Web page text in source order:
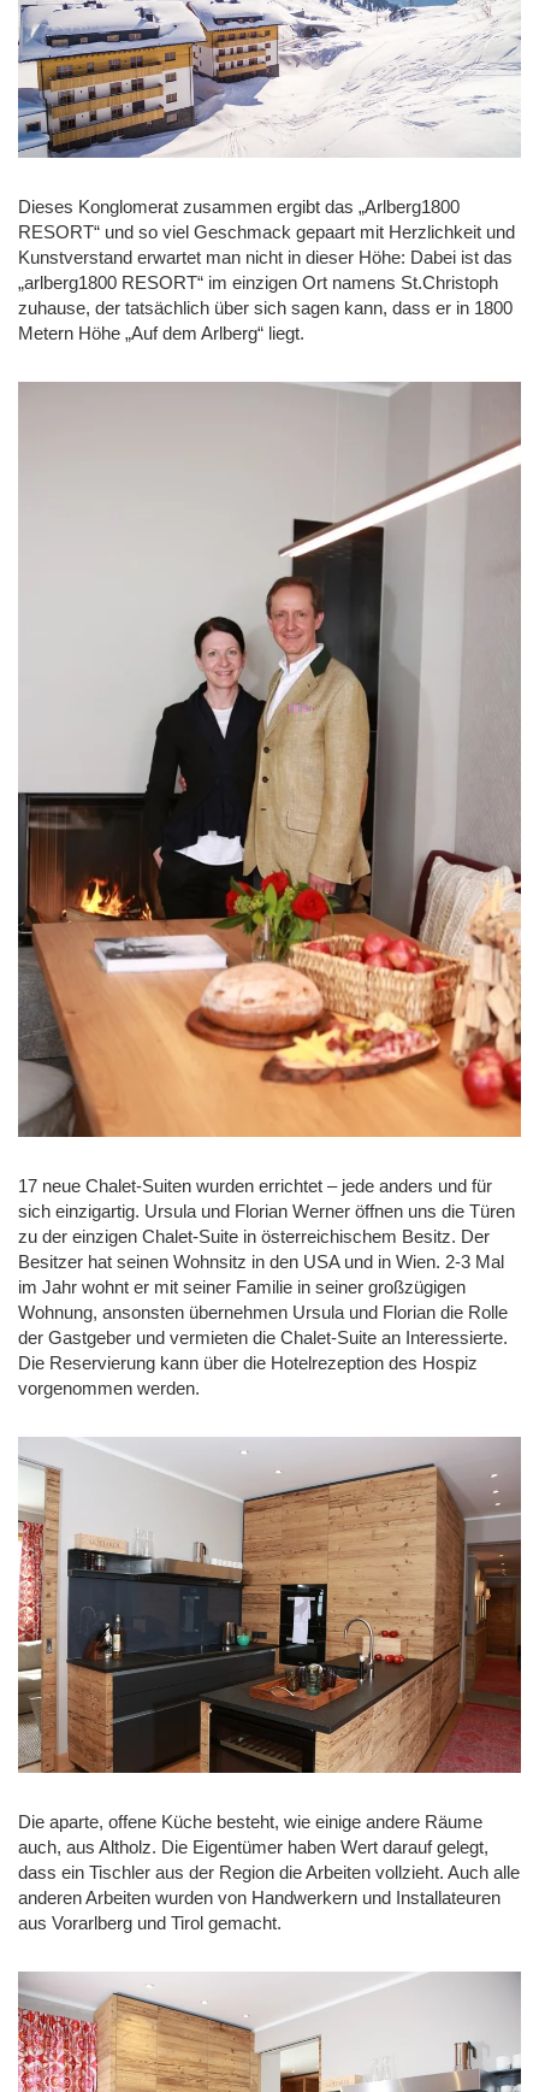
Dieses Konglomerat zusammen ergibt das „Arlberg1800
RESORT“ und so viel Geschmack gepaart mit Herzlichkeit und
Kunstverstand erwartet man nicht in dieser Höhe: Dabei ist das
„arlberg1800 RESORT“ im einzigen Ort namens St.Christoph
zuhause, der tatsächlich über sich sagen kann, dass er in 1800
Metern Höhe „Auf dem Arlberg“ liegt.
17 neue Chalet-Suiten wurden errichtet – jede anders und für
sich einzigartig. Ursula und Florian Werner öffnen uns die Türen
zu der einzigen Chalet-Suite in österreichischem Besitz. Der
Besitzer hat seinen Wohnsitz in den USA und in Wien. 2-3 Mal
im Jahr wohnt er mit seiner Familie in seiner großzügigen
Wohnung, ansonsten übernehmen Ursula und Florian die Rolle
der Gastgeber und vermieten die Chalet-Suite an Interessierte.
Die Reservierung kann über die Hotelrezeption des Hospiz
vorgenommen werden.
Die aparte, offene Küche besteht, wie einige andere Räume
auch, aus Altholz. Die Eigentümer haben Wert darauf gelegt,
dass ein Tischler aus der Region die Arbeiten vollzieht. Auch alle
anderen Arbeiten wurden von Handwerkern und Installateuren
aus Vorarlberg und Tirol gemacht.